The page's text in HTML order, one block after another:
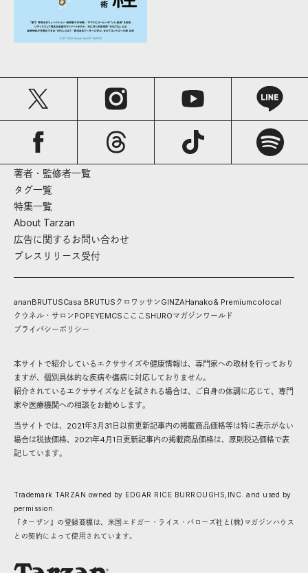
著者・監修者一覧
タグ一覧
特集一覧
About Tarzan
広告に関するお問い合わせ
プレスリリース受付
ananBRUTUSCasa BRUTUS クロワッサンGINZAHanako& Premiumcolocal
クウネル・サロンPOPEYEMCS こここ SHUROマガジンワールド
プライバシーポリシー
本サイトで紹介しているエクササイズや健康情報は、専門家への取材を行っており
ますが、個別具体的な疾病や傷病に対応しておりません。
紹介されているエクササイズなどを試される場合は、ご自身の体調に応じて、専門
家や医療機関への相談をお勧めします。
当サイトでは、2021年3月31日以前更新記事内の掲載商品価格等は特に表示がない
場合は税抜価格、2021年4月1日更新記事内の掲載商品価格は、原則税込価格で表
記しています。
Trademark TARZAN owned by EDGAR RICE BURROUGHS,INC. and used by
permission.
『ターザン』の登録商標は、米国エドガー・ライス・バローズ社と(株)マガジンハウス
との契約によって使用されています。